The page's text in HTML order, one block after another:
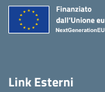
Link Esterni